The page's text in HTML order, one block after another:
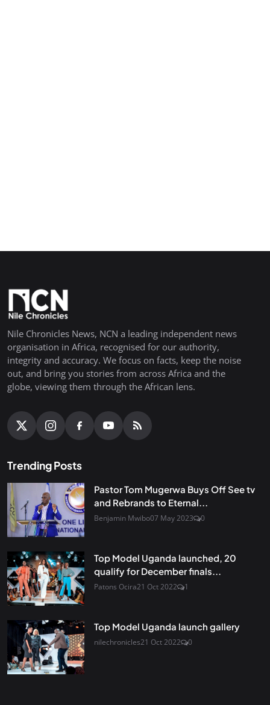
Nile Chronicles News, NCN a leading independent news
organisation in Africa, recognised for our authority,
integrity and accuracy. We focus on facts, keep the noise
out, and bring you stories from across Africa and the
globe, viewing them through the African lens.
Trending Posts
Pastor Tom Mugerwa Buys Off See tv
and Rebrands to Eternal...
Benjamin Mwibo07 May 2023 0
Top Model Uganda launched, 20
qualify for December finals...
Patons Ocira21 Oct 2022 1
Top Model Uganda launch gallery
nilechronicles21 Oct 2022 0